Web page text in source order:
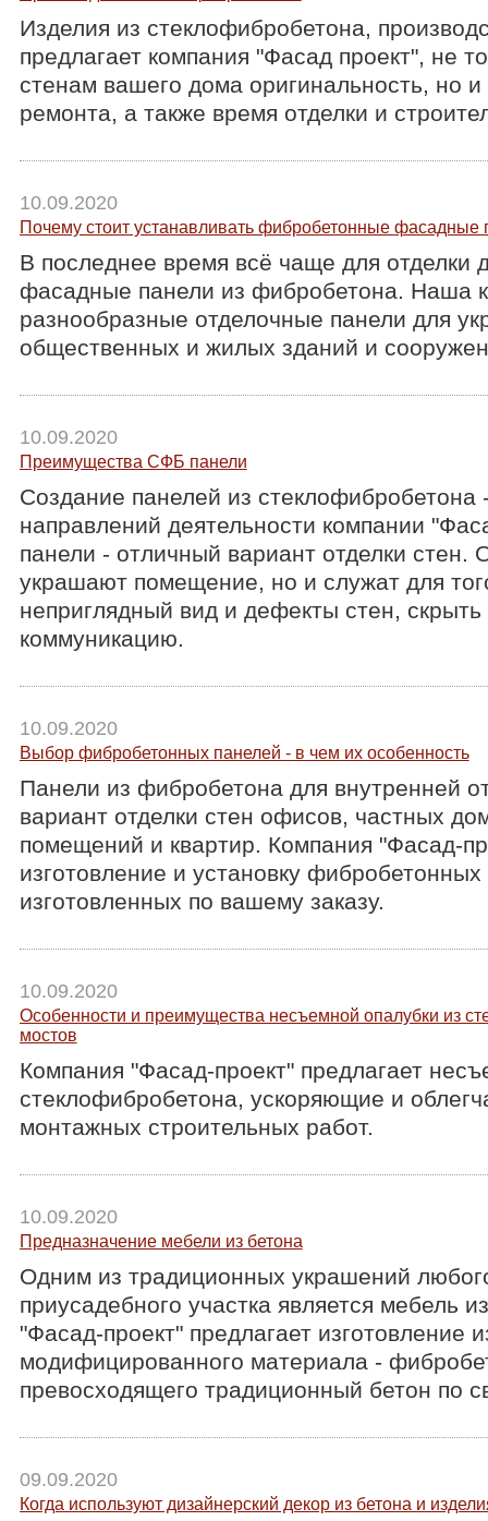
Изделия из стеклофибробетона,
предлагает компания "Фасад проект", не
стенам вашего дома оригинальность, но и
ремонта, а также время отделки и
10.09.2020
Почему стоит устанавливать фибробетонные фасадные
В последнее время всё чаще для отделки
фасадные панели из фибробетона. Наша
разнообразные отделочные панели для
общественных и жилых зданий и
10.09.2020
Преимущества СФБ панели
Создание панелей из стеклофибробетона
направлений деятельности компании
панели - отличный вариант отделки стен.
украшают помещение, но и служат для
неприглядный вид и дефекты стен, скрыть
коммуникацию.
10.09.2020
Выбор фибробетонных панелей - в чем их особенность
Панели из фибробетона для внутренней
вариант отделки стен офисов, частных
помещений и квартир. Компания "Фасад-
изготовление и установку
изготовленных по вашему заказу.
10.09.2020
Особенности и преимущества несъемной опалубки из
мостов
Компания "Фасад-проект" предлагает
стеклофибробетона, ускоряющие и
монтажных строительных работ.
10.09.2020
Предназначение мебели из бетона
Одним из традиционных украшений
приусадебного участка является мебель
"Фасад-проект" предлагает изготовление
модифицированного материала -
превосходящего традиционный бетон по
09.09.2020
Когда используют дизайнерский декор из бетона и